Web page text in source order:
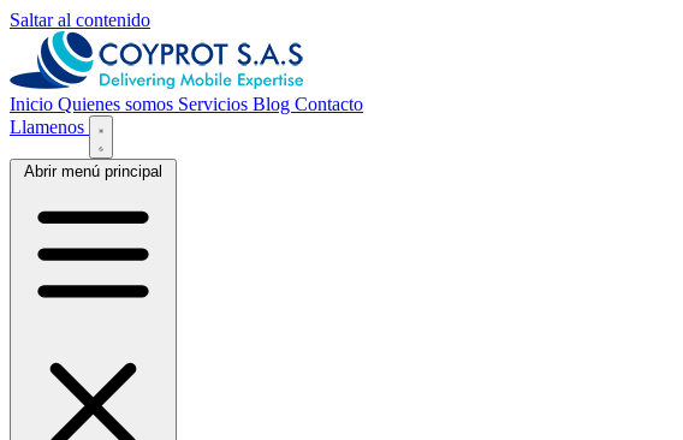
Saltar al contenido
Inicio Quienes somos Servicios Blog Contacto
Llamenos
Abrir menú principal